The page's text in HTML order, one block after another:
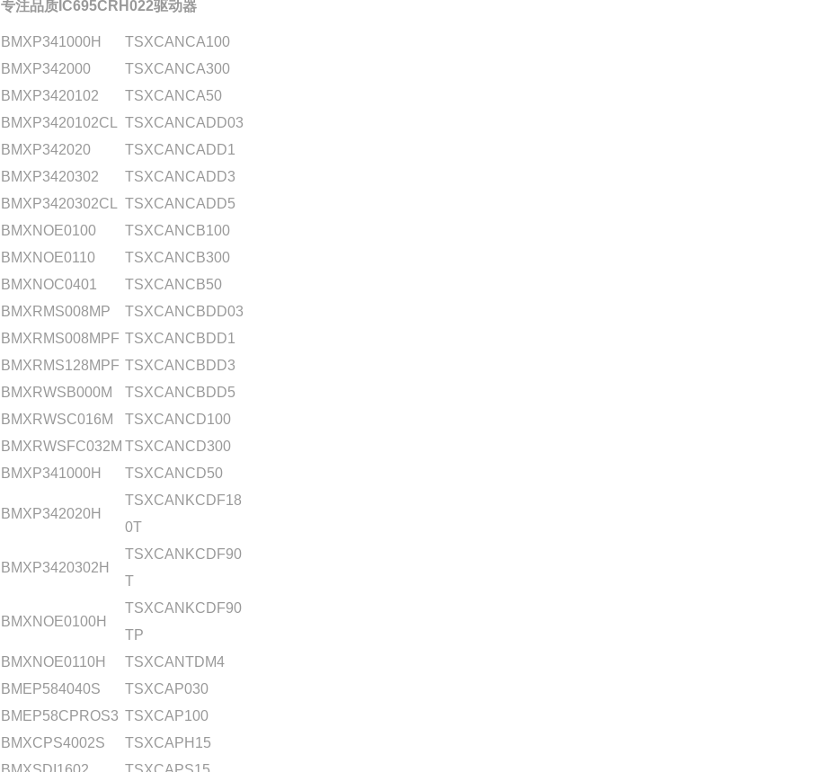
专注品质IC695CRH022驱动器
BMXP341000H
TSXCANCA100
BMXP342000
TSXCANCA300
BMXP3420102
TSXCANCA50
BMXP3420102CL
TSXCANCADD03
BMXP342020
TSXCANCADD1
BMXP3420302
TSXCANCADD3
BMXP3420302CL
TSXCANCADD5
BMXNOE0100
TSXCANCB100
BMXNOE0110
TSXCANCB300
BMXNOC0401
TSXCANCB50
BMXRMS008MP
TSXCANCBDD03
BMXRMS008MPF TSXCANCBDD1
BMXRMS128MPF TSXCANCBDD3
BMXRWSB000M
TSXCANCBDD5
BMXRWSC016M
TSXCANCD100
BMXRWSFC032M TSXCANCD300
BMXP341000H
TSXCANCD50
BMXP342020H
TSXCANKCDF18
0T
BMXP3420302H
TSXCANKCDF90
T
BMXNOE0100H
TSXCANKCDF90
TP
BMXNOE0110H
TSXCANTDM4
BMEP584040S
TSXCAP030
BMEP58CPROS3 TSXCAP100
BMXCPS4002S
TSXCAPH15